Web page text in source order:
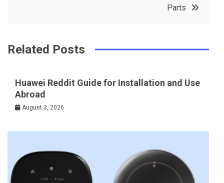
Parts
Related Posts
Huawei Reddit Guide for Installation and Use
Abroad
August 3, 2026